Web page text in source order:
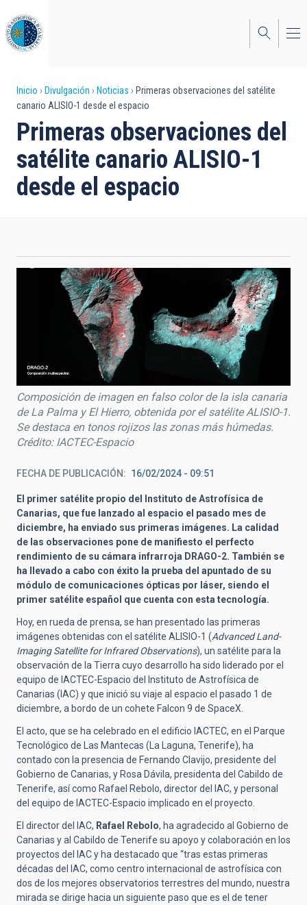
al
contenido
principal
Sobrescribir
enlaces
de
ayuda
a
Inicio Divulgación Noticias
Primeras observaciones del satélite
canario ALISIO-1 desde el espacio
Primeras observaciones del
satélite canario ALISIO-1
desde el espacio
Composición de imagen en falso color de la isla canaria
de La Palma y El Hierro, obtenida por el satélite ALISIO-1.
Se destaca en tonos rojizos las zonas más húmedas.
Crédito: IACTEC-Espacio
FECHA DE PUBLICACIÓN 16/02/2024 - 09:51
El primer satélite propio del Instituto de Astrofísica de
Canarias, que fue lanzado al espacio el pasado mes de
diciembre, ha enviado sus primeras imágenes. La calidad
de las observaciones pone de manifiesto el perfecto
rendimiento de su cámara infrarroja DRAGO-2. También se
ha llevado a cabo con éxito la prueba del apuntado de su
módulo de comunicaciones ópticas por láser, siendo el
primer satélite español que cuenta con esta tecnología.
Hoy, en rueda de prensa, se han presentado las primeras
imágenes obtenidas con el satélite ALISIO-1 (Advanced Land-
Imaging Satellite for Infrared Observations), un satélite para la
observación de la Tierra cuyo desarrollo ha sido liderado por el
equipo de IACTEC-Espacio del Instituto de Astrofísica de
Canarias (IAC) y que inició su viaje al espacio el pasado 1 de
diciembre, a bordo de un cohete Falcon 9 de SpaceX.
El acto, que se ha celebrado en el edificio IACTEC, en el Parque
Tecnológico de Las Mantecas (La Laguna, Tenerife), ha
contado con la presencia de Fernando Clavijo, presidente del
Gobierno de Canarias, y Rosa Dávila, presidenta del Cabildo de
Tenerife, así como Rafael Rebolo, director del IAC, y personal
del equipo de IACTEC-Espacio implicado en el proyecto.
El director del IAC, Rafael Rebolo, ha agradecido al Gobierno de
Canarias y al Cabildo de Tenerife su apoyo y colaboración en los
proyectos del IAC y ha destacado que “tras estas primeras
décadas del IAC, como centro internacional de astrofísica con
dos de los mejores observatorios terrestres del mundo, nuestra
mirada se dirige hacia un siguiente paso que es el de tener